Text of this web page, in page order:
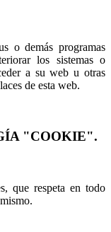
o demás programas
los sistemas o
a su web u otras
de esta web.
"COOKIE".
que respeta en todo